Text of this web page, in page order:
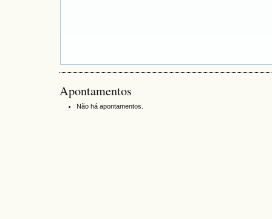
Apontamentos
Não há apontamentos.